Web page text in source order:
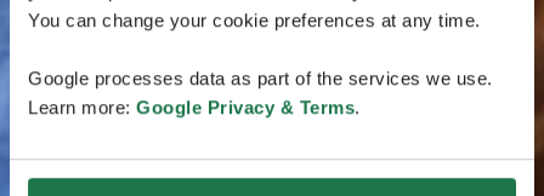
You can change your cookie preferences at any time.
Google processes data as part of the services we use.
Learn more: Google Privacy & Terms.